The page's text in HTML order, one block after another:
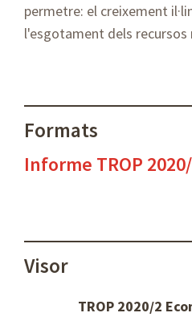
permetre: el creixement
l'esgotament dels recursos
Formats
Informe TROP
Visor
TROP 2020/2